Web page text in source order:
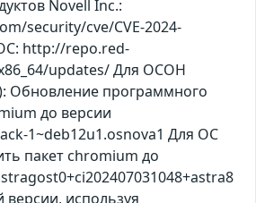
Novell Inc.:
security/cve/CVE-2024-
http://repo.red-
updates/ Для ОСОН
Обновление программного
до версии
1~deb12u1.osnova1 Для ОС
пакет chromium до
используя